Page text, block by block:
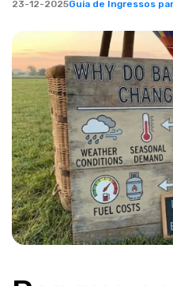
23-12-2025Guia de Ingressos